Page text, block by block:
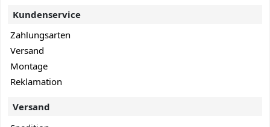
Kundenservice
Zahlungsarten
Versand
Montage
Reklamation
Versand